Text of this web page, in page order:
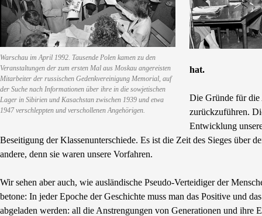
Warschau im April 1992. Tausende Polen kamen zu den
Veranstaltungen der zum ersten Mal aus Moskau angereisten
Mitarbeiter der russischen Gedenkvereinigung Memorial, auf
der Suche nach Informationen über ihre in die sowjetischen
Lager in Sibirien und Kasachstan zwischen 1939 und etwa
1947 verschleppten und verschollenen Angehörigen.
hat.
Die Gründe für die
zurückzuführen.
Entwicklung
Beseitigung der Klassenunterschiede. Es ist die Zeit des Sieges über
andere, denn sie waren unsere Vorfahren.
Wir sehen aber auch, wie ausländische Pseudo-Verteidiger der
betone: In jeder Epoche der Geschichte muss man das Positive und
abgeladen werden: all die Anstrengungen von Generationen und ihre